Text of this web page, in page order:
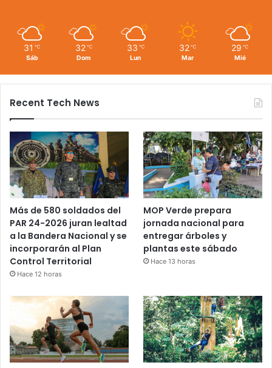
31 ℃
Sáb
32 ℃
Dom
33 ℃
Lun
32 ℃
Mar
29 ℃
Mié
Recent Tech News
Más de 580 soldados del
PAR 24-2026 juran lealtad
a la Bandera Nacional y se
incorporarán al Plan
Control Territorial
Hace 12 horas
MOP Verde prepara
jornada nacional para
entregar árboles y
plantas este sábado
Hace 13 horas